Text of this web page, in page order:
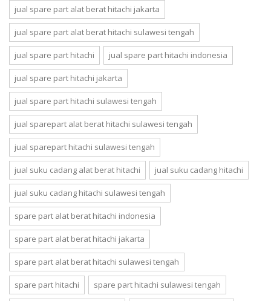
jual spare part alat berat hitachi jakarta
jual spare part alat berat hitachi sulawesi tengah
jual spare part hitachi jual spare part hitachi indonesia
jual spare part hitachi jakarta
jual spare part hitachi sulawesi tengah
jual sparepart alat berat hitachi sulawesi tengah
jual sparepart hitachi sulawesi tengah
jual suku cadang alat berat hitachi jual suku cadang hitachi
jual suku cadang hitachi sulawesi tengah
spare part alat berat hitachi indonesia
spare part alat berat hitachi jakarta
spare part alat berat hitachi sulawesi tengah
spare part hitachi spare part hitachi sulawesi tengah